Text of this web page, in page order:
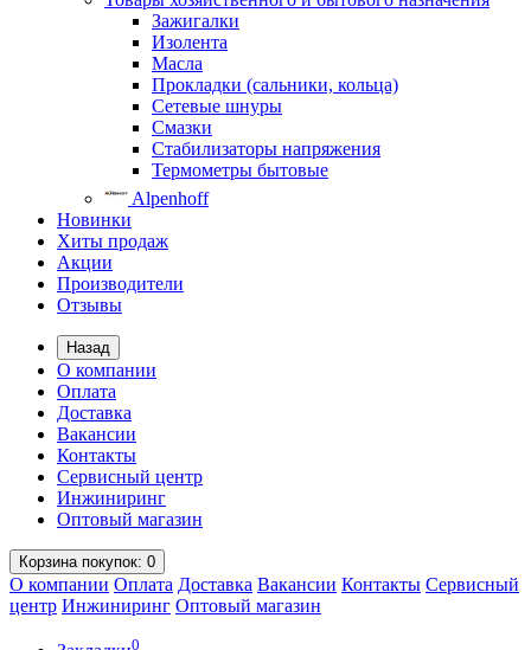
Зажигалки
Изолента
Масла
Прокладки (сальники, кольца)
Сетевые шнуры
Смазки
Стабилизаторы напряжения
Термометры бытовые
Alpenhoff
Новинки
Хиты продаж
Акции
Производители
Отзывы
Назад
О компании
Оплата
Доставка
Вакансии
Контакты
Сервисный центр
Инжиниринг
Оптовый магазин
Корзинапокупок: 0
О компании Оплата Доставка Вакансии Контакты Сервисный
центр Инжиниринг Оптовый магазин
0